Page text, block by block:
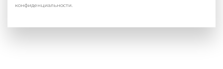
конфиденциальности.